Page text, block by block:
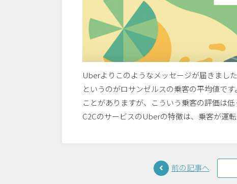
Uberよりこのようなメッセージが届きまし
というのがロサンゼルスの乗客の平均値で
ことがありますが、こういう乗客の評価は低
C2CのサービスのUberの特徴は、乗客が運
前の記事へ